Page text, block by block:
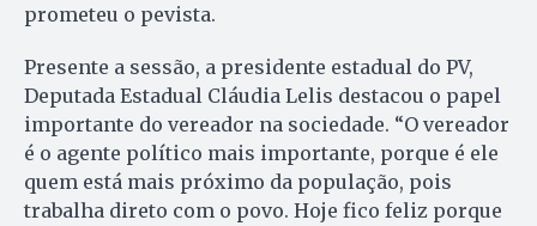
prometeu o pevista.
Presente a sessão, a presidente estadual do PV,
Deputada Estadual Cláudia Lelis destacou o papel
importante do vereador na sociedade. “O vereador
é o agente político mais importante, porque é ele
quem está mais próximo da população, pois
trabalha direto com o povo. Hoje fico feliz porque